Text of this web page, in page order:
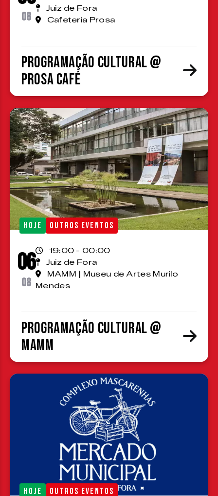
08
Juiz de Fora
Cafeteria Prosa
Programação cultural @
Prosa Café
HOJE OUTROS EVENTOS
06
08
19:00 - 00:00
Juiz de Fora
MAMM | Museu de Artes Murilo
Mendes
Programação cultural @
MAMM
HOJE OUTROS EVENTOS